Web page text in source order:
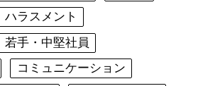
ハラスメント
若手・中堅社員
コミュニケーション